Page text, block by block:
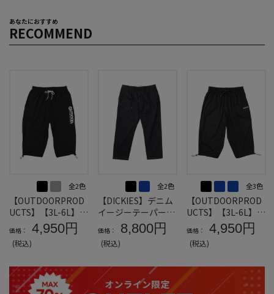
あなたにおすすめ
RECOMMEND
全2色
【OUTDOORPROD
UCTS】【3L-6L】天
竺クロップドパンツ
＊カタログ商品
価格： 4,950円
(税込)
全2色
【DICKIES】デニム
イージーテーパード
パンツ＊カタログ商
品
価格： 8,800円
(税込)
全3色
【OUTDOORPROD
UCTS】【3L-6L】D
RYメッシュクロップ
ドパンツ＊カタログ
商品
価格： 4,950円
(税込)